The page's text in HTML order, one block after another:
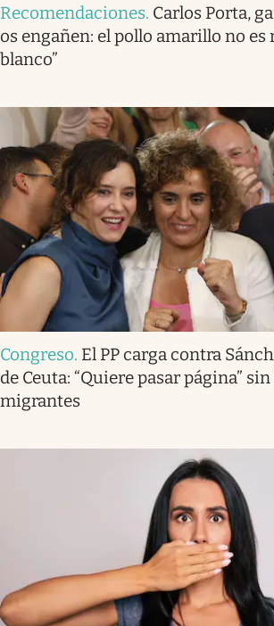
Recomendaciones. Carlos Porta,
os engañen: el pollo amarillo no es
blanco”
Congreso. El PP carga contra
de Ceuta: “Quiere pasar página”
migrantes